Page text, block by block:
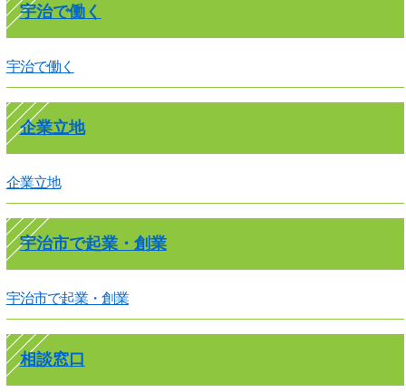
宇治で働く
宇治で働く
企業立地
企業立地
宇治市で起業・創業
宇治市で起業・創業
相談窓口